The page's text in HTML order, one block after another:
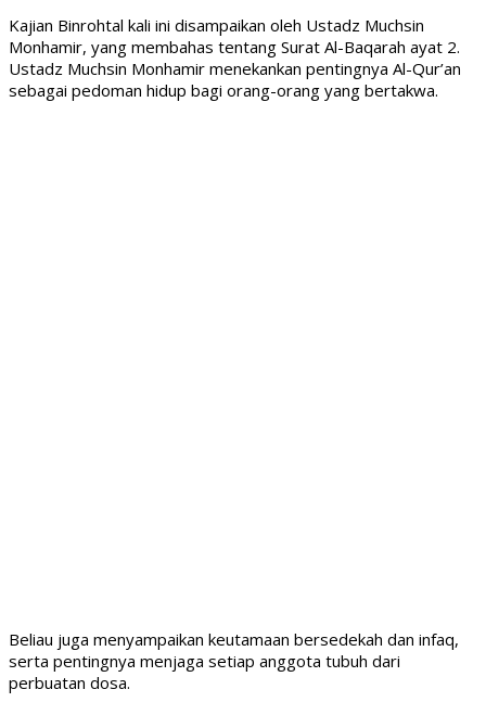
Kajian Binrohtal kali ini disampaikan oleh Ustadz Muchsin
Monhamir, yang membahas tentang Surat Al-Baqarah ayat 2.
Ustadz Muchsin Monhamir menekankan pentingnya Al-Qur’an
sebagai pedoman hidup bagi orang-orang yang bertakwa.
Beliau juga menyampaikan keutamaan bersedekah dan infaq,
serta pentingnya menjaga setiap anggota tubuh dari
perbuatan dosa.